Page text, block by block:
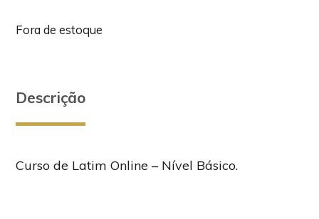
Fora de estoque
Descrição
Curso de Latim Online – Nível Básico.